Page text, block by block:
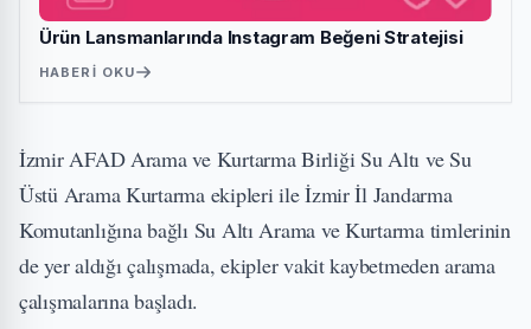
Ürün Lansmanlarında Instagram Beğeni Stratejisi
HABERI OKU
İzmir AFAD Arama ve Kurtarma Birliği Su Altı ve Su
Üstü Arama Kurtarma ekipleri ile İzmir İl Jandarma
Komutanlığına bağlı Su Altı Arama ve Kurtarma timlerinin
de yer aldığı çalışmada, ekipler vakit kaybetmeden arama
çalışmalarına başladı.